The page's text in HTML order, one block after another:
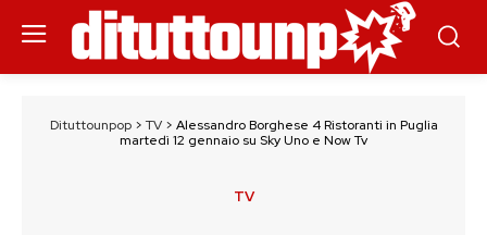
Dituttounpop> TV> Alessandro Borghese 4 Ristoranti in Puglia
martedì 12 gennaio su Sky Uno e Now Tv
TV